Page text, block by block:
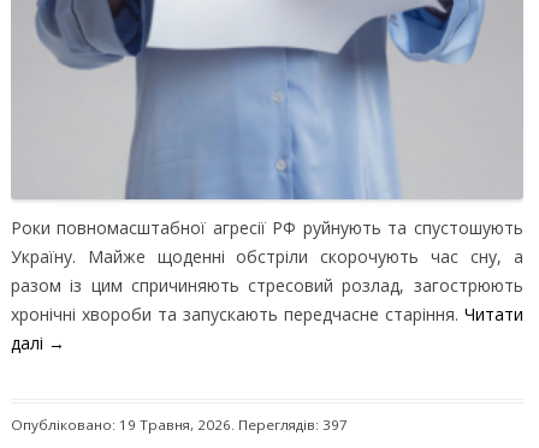
Роки повномасштабної агресії РФ руйнують та спустошують
Україну. Майже щоденні обстріли скорочують час сну, а
разом із цим спричиняють стресовий розлад, загострюють
хронічні хвороби та запускають передчасне старіння. Читати
далі →
Опубліковано: 19 Травня, 2026. Переглядів: 397